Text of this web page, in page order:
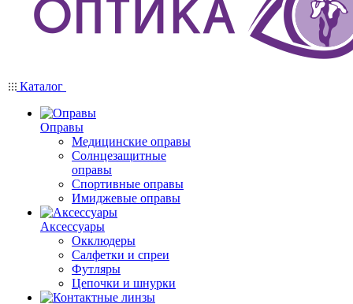
Каталог
Оправы
Медицинские оправы
Солнцезащитные
оправы
Спортивные оправы
Имиджевые оправы
Аксессуары
Окклюдеры
Салфетки и спреи
Футляры
Цепочки и шнурки